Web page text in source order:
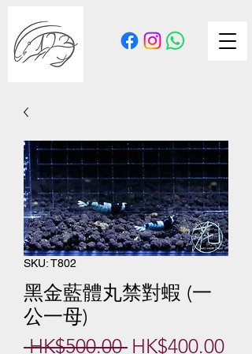
SKU: T802
黑金藍體丸禁對蝦 (一
公一母)
HK$500.00 Regular
HK$400.00Sale